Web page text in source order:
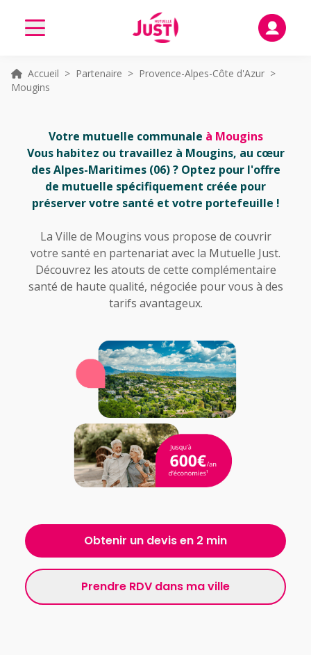
Accueil > Partenaire > Provence-Alpes-Côte d'Azur>
Mougins
Votre mutuelle communale à Mougins
Vous habitez ou travaillez à Mougins, au cœur
des Alpes-Maritimes (06) ? Optez pour l'offre
de mutuelle spécifiquement créée pour
préserver votre santé et votre portefeuille !
La Ville de Mougins vous propose de couvrir
votre santé en partenariat avec la Mutuelle Just.
Découvrez les atouts de cette complémentaire
santé de haute qualité, négociée pour vous à des
tarifs avantageux.
Obtenir un devis en 2 min
Prendre RDV dans ma ville